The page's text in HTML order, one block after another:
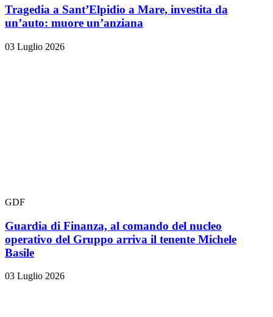
Tragedia a Sant’Elpidio a Mare, investita da
un’auto: muore un’anziana
03 Luglio 2026
GDF
Guardia di Finanza, al comando del nucleo
operativo del Gruppo arriva il tenente Michele
Basile
03 Luglio 2026